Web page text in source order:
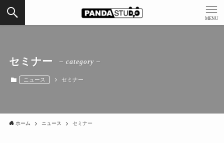
MENU
セミナー – category –
ニュース セミナー
ホーム ニュース セミナー